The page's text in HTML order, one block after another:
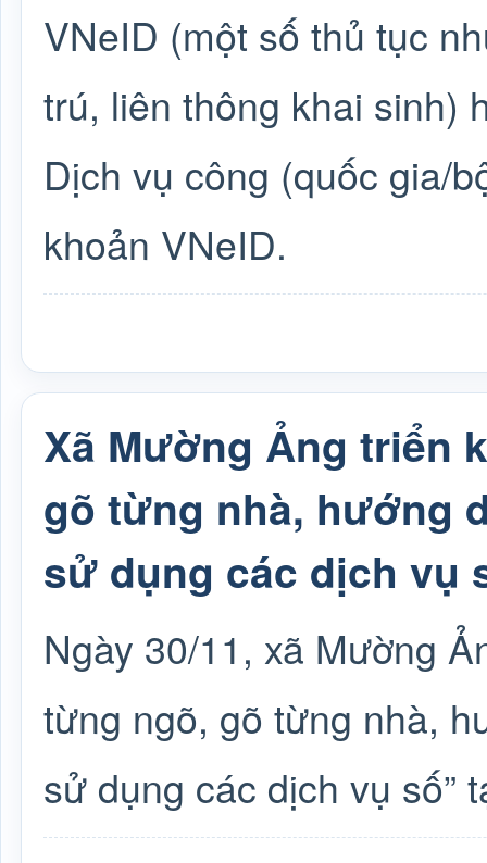
VNeID (một số thủ tục
trú, liên thông khai sinh)
Dịch vụ công (quốc gia/
khoản VNeID.
Xã Mường Ảng triển
gõ từng nhà, hướng
sử dụng các dịch vụ
Ngày 30/11, xã Mường
từng ngõ, gõ từng nhà,
sử dụng các dịch vụ số”